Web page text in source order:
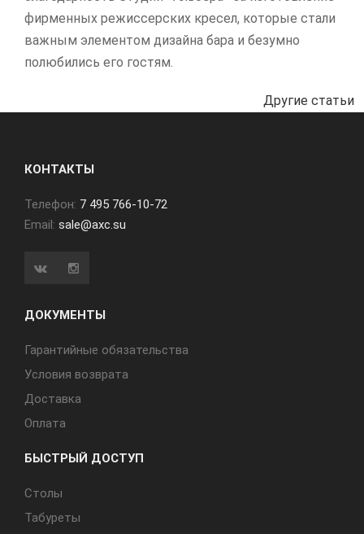
фирменных режиссерских кресел, которые стали
важным элементом дизайна бара и безумно
полюбились его гостям.
Другие статьи
КОНТАКТЫ
Телефон: 7 495 766-10-72
Email: sale@axc.su
ДОКУМЕНТЫ
Гарантийные обязательства
Условия возврата
Доставка
Оплата
БЫСТРЫЙ ДОСТУП
Cтолы
Табуреты